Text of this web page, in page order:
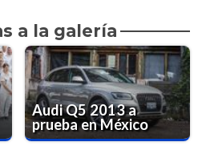
a la galería
Audi Q5 2013 a
prueba en México